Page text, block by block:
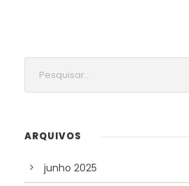
ARQUIVOS
junho 2025